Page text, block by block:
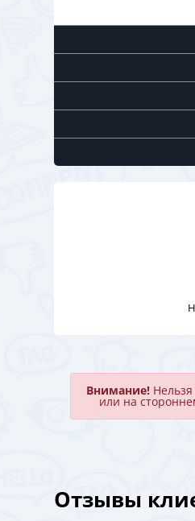
Внимание!Нельзя
или на
Отзывы